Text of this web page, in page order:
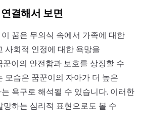
결해서 보면
꿈은 무의식 속에서 가족에 대한
사회적 인정에 대한 욕망을
이의 안전함과 보호를 상징할 수
모습은 꿈꾼이의 자아가 더 높은
욕구로 해석될 수 있습니다. 이러한
망하는 심리적 표현으로도 볼 수